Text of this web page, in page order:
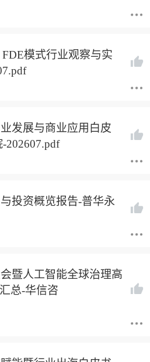
模式行业观察与实
发展与商业应用白皮
202607.pdf
投资概览报告-普华永
暨人工智能全球治理高
总-华信咨